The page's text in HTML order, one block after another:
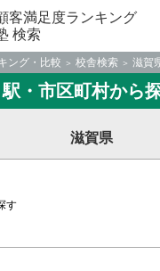
客満足度ランキング
検索
ング・比較 校舎検索 滋賀
駅・市区町村から
滋賀県
す